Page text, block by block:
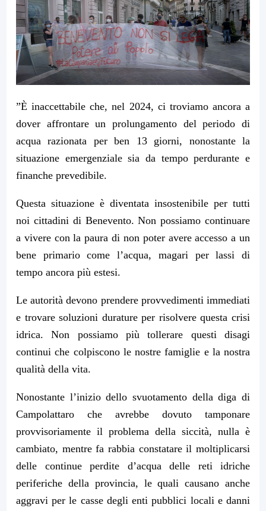
”È inaccettabile che, nel 2024, ci troviamo ancora a
dover affrontare un prolungamento del periodo di
acqua razionata per ben 13 giorni, nonostante la
situazione emergenziale sia da tempo perdurante e
finanche prevedibile.
Questa situazione è diventata insostenibile per tutti
noi cittadini di Benevento. Non possiamo continuare
a vivere con la paura di non poter avere accesso a un
bene primario come l’acqua, magari per lassi di
tempo ancora più estesi.
Le autorità devono prendere provvedimenti immediati
e trovare soluzioni durature per risolvere questa crisi
idrica. Non possiamo più tollerare questi disagi
continui che colpiscono le nostre famiglie e la nostra
qualità della vita.
Nonostante l’inizio dello svuotamento della diga di
Campolattaro che avrebbe dovuto tamponare
provvisoriamente il problema della siccità, nulla è
cambiato, mentre fa rabbia constatare il moltiplicarsi
delle continue perdite d’acqua delle reti idriche
periferiche della provincia, le quali causano anche
aggravi per le casse degli enti pubblici locali e danni